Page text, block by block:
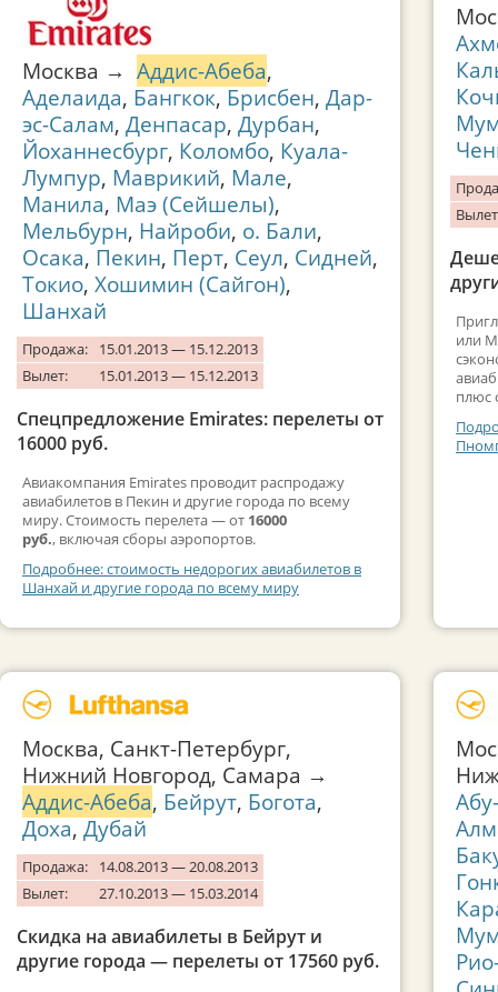
Москва → Аддис-Абеба,
Аделаида, Бангкок, Брисбен, Дар-
эс-Салам, Денпасар, Дурбан,
Йоханнесбург, Коломбо, Куала-
Лумпур, Маврикий, Мале,
Манила, Маэ (Сейшелы),
Мельбурн, Найроби, о. Бали,
Осака, Пекин, Перт, Сеул, Сидней,
Токио, Хошимин (Сайгон),
Шанхай
Продажа:
15.01.2013 — 15.12.2013
Вылет:
15.01.2013 — 15.12.2013
Спецпредложение Emirates: перелеты от
16000 руб.
Авиакомпания Emirates проводит распродажу
авиабилетов в Пекин и другие города по всему
миру. Стоимость перелета — от 16000
руб., включая сборы аэропортов.
Подробнее: стоимость недорогих авиабилетов в
Шанхай и другие города по всему миру
Москва, Санкт-Петербург,
Нижний Новгород, Самара →
Аддис-Абеба, Бейрут, Богота,
Доха, Дубай
Продажа:
14.08.2013 — 20.08.2013
Вылет:
27.10.2013 — 15.03.2014
Скидка на авиабилеты в Бейрут и
другие города — перелеты от 17560 руб.
или
плюс